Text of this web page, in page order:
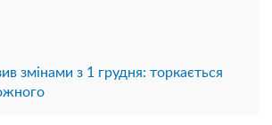
змінами з 1 грудня: торкається